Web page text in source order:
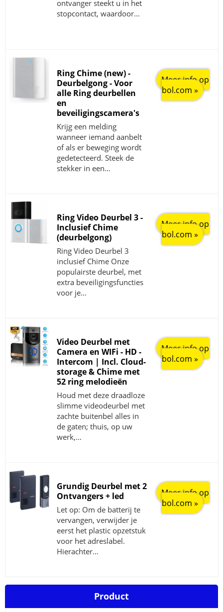
ontvanger steekt u in het
stopcontact, waardoor…
Ring Chime (new) -
Deurbelgong - Voor
alle Ring deurbellen
en
beveiligingscamera's
Krijg een melding
wanneer iemand aanbelt
of als er beweging wordt
gedetecteerd. Steek de
stekker in een…
Meer info op
bol.com »
Ring Video Deurbel 3 -
Inclusief Chime
(deurbelgong)
Ring Video Deurbel 3
inclusief Chime Onze
populairste deurbel, met
extra beveiligingsfuncties
voor je…
Meer info op
bol.com »
Video Deurbel met
Camera en WIFi - HD -
Intercom | Incl. Cloud-
storage & Chime met
52 ring melodieën
Houd met deze draadloze
slimme videodeurbel met
zachte buitenbel alles in
de gaten; thuis, op uw
werk,…
Meer info op
bol.com »
Grundig Deurbel met 2
Ontvangers + led
Let op: Om de batterij te
vervangen, verwijder je
eerst het plastic opzetstuk
voor het adreslabel.
Hierachter…
Meer info op
bol.com »
Product